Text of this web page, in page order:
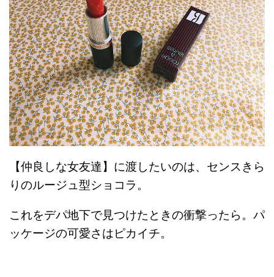
【仲良しな女友達】に渡したいのは、センスきら
りのルージュ型ショコラ。
これをデパ地下で見つけたときの衝撃ったら。パ
ッケージの可愛さはピカイチ。